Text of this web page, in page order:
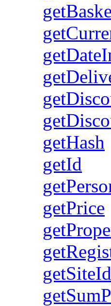
getHash
getId
getPrice
getSiteId